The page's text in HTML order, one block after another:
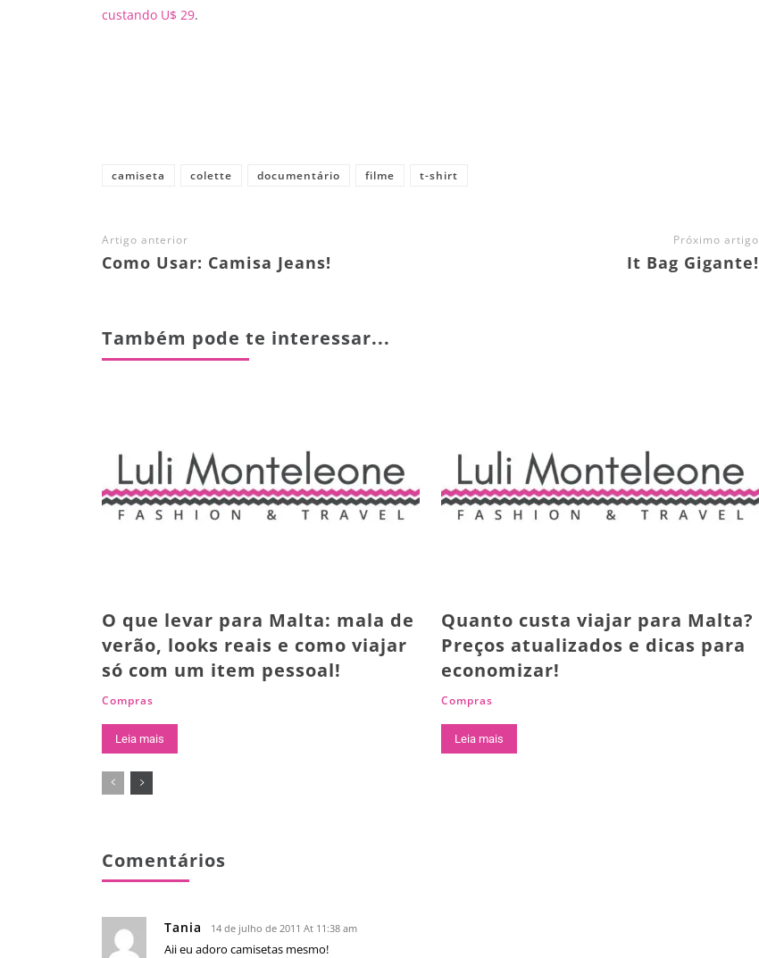
custando U$ 29.
camiseta colette documentário filme t-shirt
Artigo anterior
Como Usar: Camisa Jeans!
Próximo artigo
It Bag Gigante!
Também pode te interessar...
O que levar para Malta: mala de
verão, looks reais e como viajar
só com um item pessoal!
Compras
Leia mais
Quanto custa viajar para Malta?
Preços atualizados e dicas para
economizar!
Compras
Leia mais
Comentários
Tania 14 de julho de 2011 At 11:38 am
Aii eu adoro camisetas mesmo!